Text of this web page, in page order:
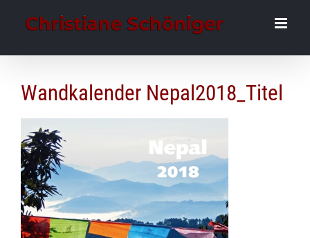
Wandkalender Nepal2018_Titel